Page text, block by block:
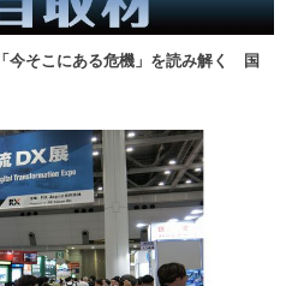
今そこにある危機」を読み解く 国